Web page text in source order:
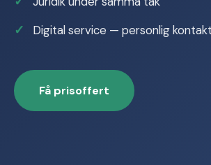
Digital service — personlig kontakt
Få prisoffert